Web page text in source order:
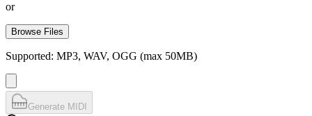
or
Browse Files
Supported: MP3, WAV, OGG (max 50MB)
Generate MIDI